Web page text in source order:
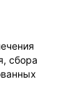
сбора